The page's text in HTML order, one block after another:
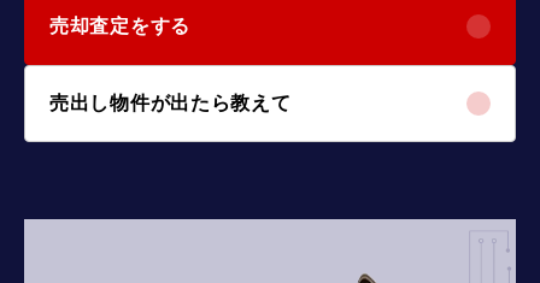
売却査定をする
売出し物件が出たら教えて